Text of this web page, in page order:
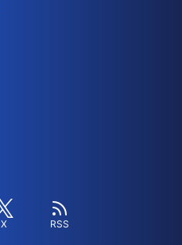
X RSS